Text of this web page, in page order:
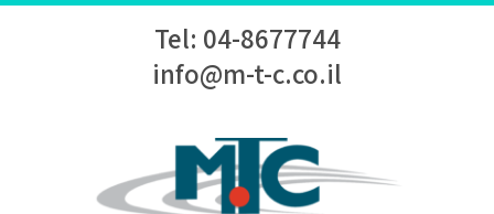
Tel: 04-8677744
info@m-t-c.co.il